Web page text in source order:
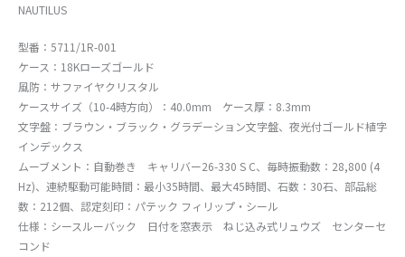
NAUTILUS
型番：5711/1R-001
ケース：18Kローズゴールド
風防：サファイヤクリスタル
ケースサイズ（10-4時方向）：40.0mm ケース厚：8.3mm
文字盤：ブラウン・ブラック・グラデーション文字盤、夜光付ゴールド植字
インデックス
ムーブメント：自動巻き キャリバー26-330 S C、毎時振動数：28,800 (4
Hz)、連続駆動可能時間：最小35時間、最大45時間、石数：30石、部品総
数：212個、認定刻印：パテック フィリップ・シール
仕様：シースルーバック 日付を窓表示 ねじ込み式リュウズ センターセ
コンド